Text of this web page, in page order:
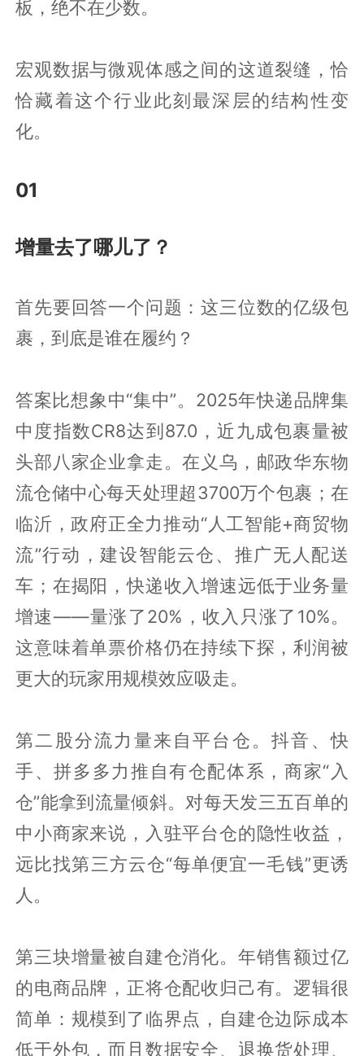
板，绝不在少数。
宏观数据与微观体感之间的这道裂缝，恰
恰藏着这个行业此刻最深层的结构性变
化。
01
增量去了哪儿了？
首先要回答一个问题：这三位数的亿级包
裹，到底是谁在履约？
答案比想象中“集中”。2025年快递品牌集
中度指数CR8达到87.0，近九成包裹量被
头部八家企业拿走。在义乌，邮政华东物
流仓储中心每天处理超3700万个包裹；在
临沂，政府正全力推动“人工智能+商贸物
流”行动，建设智能云仓、推广无人配送
车；在揭阳，快递收入增速远低于业务量
增速——量涨了20%，收入只涨了10%。
这意味着单票价格仍在持续下探，利润被
更大的玩家用规模效应吸走。
第二股分流力量来自平台仓。抖音、快
手、拼多多力推自有仓配体系，商家“入
仓”能拿到流量倾斜。对每天发三五百单的
中小商家来说，入驻平台仓的隐性收益，
远比找第三方云仓“每单便宜一毛钱”更诱
人。
第三块增量被自建仓消化。年销售额过亿
的电商品牌，正将仓配收归己有。逻辑很
简单：规模到了临界点，自建仓边际成本
低于外包，而且数据安全、退换货处理、